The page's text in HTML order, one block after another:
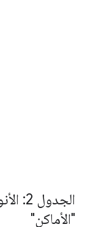
"الأماكن"